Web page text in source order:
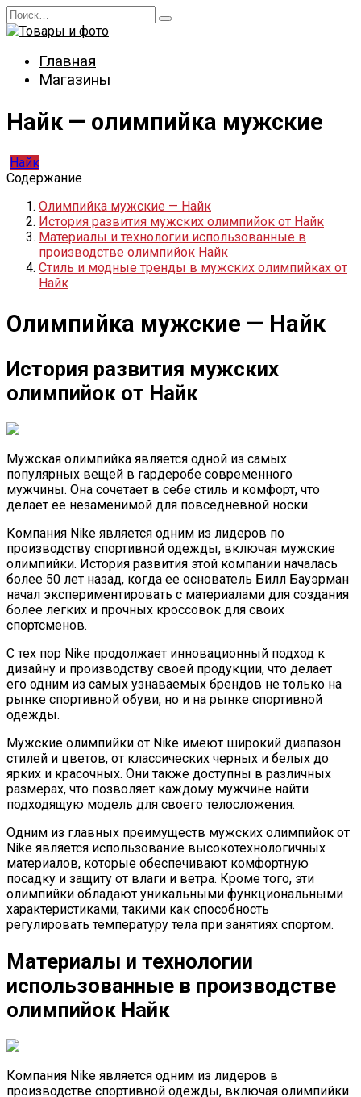
Перейти
к
Search
for:
Главная
Магазины
Найк — олимпийка мужские
Найк
Содержание
Олимпийка мужские — Найк
История развития мужских олимпийок от Найк
Материалы и технологии использованные в
производстве олимпийок Найк
Стиль и модные тренды в мужских олимпийках от
Найк
Олимпийка мужские — Найк
История развития мужских
олимпийок от Найк
Мужская олимпийка является одной из самых
популярных вещей в гардеробе современного
мужчины. Она сочетает в себе стиль и комфорт, что
делает ее незаменимой для повседневной носки.
Компания Nike является одним из лидеров по
производству спортивной одежды, включая мужские
олимпийки. История развития этой компании началась
более 50 лет назад, когда ее основатель Билл Бауэрман
начал экспериментировать с материалами для создания
более легких и прочных кроссовок для своих
спортсменов.
С тех пор Nike продолжает инновационный подход к
дизайну и производству своей продукции, что делает
его одним из самых узнаваемых брендов не только на
рынке спортивной обуви, но и на рынке спортивной
одежды.
Мужские олимпийки от Nike имеют широкий диапазон
стилей и цветов, от классических черных и белых до
ярких и красочных. Они также доступны в различных
размерах, что позволяет каждому мужчине найти
подходящую модель для своего телосложения.
Одним из главных преимуществ мужских олимпийок от
Nike является использование высокотехнологичных
материалов, которые обеспечивают комфортную
посадку и защиту от влаги и ветра. Кроме того, эти
олимпийки обладают уникальными функциональными
характеристиками, такими как способность
регулировать температуру тела при занятиях спортом.
Материалы и технологии
использованные в производстве
олимпийок Найк
Компания Nike является одним из лидеров в
производстве спортивной одежды, включая олимпийки